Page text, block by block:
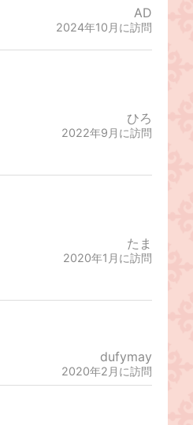
AD
2024年10月に訪問
ひろ
2022年9月に訪問
たま
2020年1月に訪問
dufymay
2020年2月に訪問